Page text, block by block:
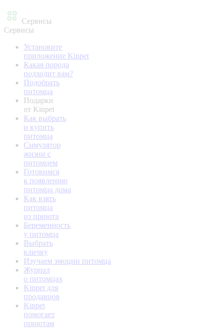
Сервисы
Сервисы
Установите
приложение Kinpet
Какая порода
подходит вам?
Подобрать
питомца
Подарки
от Kinpet
Как выбрать
и купить
питомца
Симулятор
жизни с
питомцем
Готовимся
к появлению
питомца дома
Как взять
питомца
из приюта
Беременность
у питомца
Выбрать
кличку
Изучаем эмоции питомца
Журнал
о питомцах
Kinpet для
продавцов
Kinpet
помогает
приютам